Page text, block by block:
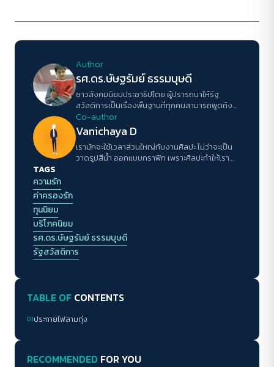
Author
รศ.ดร.ษัษฐรัมย์ ธรรมบุษดี
ชาวสังคมนิยมประชาธิปไตย ผู้ปรารถนาให้รัฐ
สวัสดิการเป็นเรื่องพื้นฐานที่ทุกคนสามารถพูดถึง
อธิบายและเรียกร้องได้
Co-author
Vanichaya D
เรามักจะใช้เวลาส่วนใหญ่กับงานศิลปะ ไม่ว่าจะเป็น
วาดรูปสีน้ำ ออกแบบกราฟิก เพราะศิลปะทำให้เรา
TAGS
ความรัก
ค่าครองรัก
ทุนนิยม
บริโภคนิยม
รศ.ดร.ษัษฐรัมย์ ธรรมบุษดี
รัฐสวัสดิการ
TABLE OF CONTENTS
01ประกายไฟลามทุ่ง
RECOMMENDED FOR YOU